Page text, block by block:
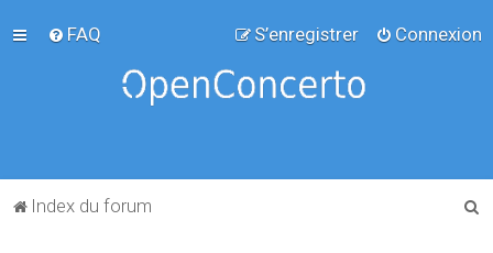
FAQ Connexion
S’enregistrer
Index du forum